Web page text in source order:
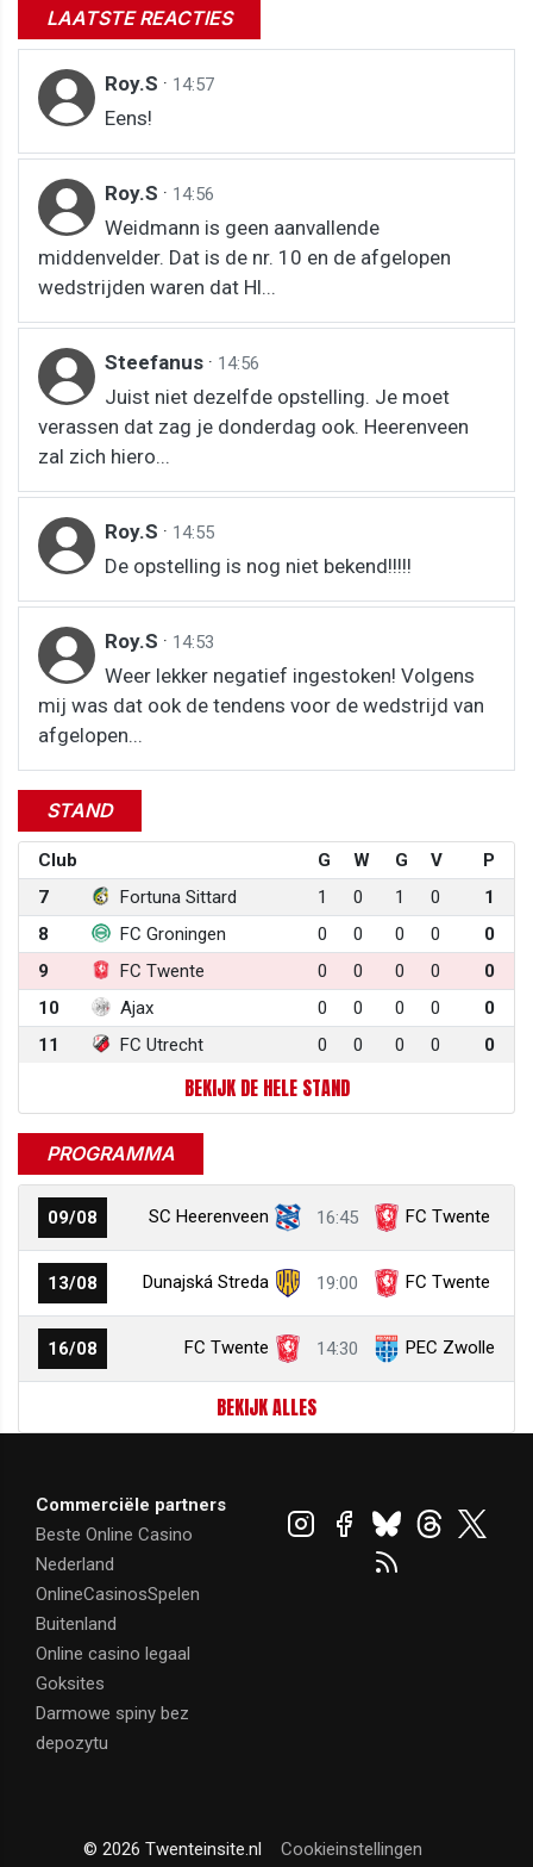
LAATSTE REACTIES
Roy.S · 14:57
Eens!
Roy.S · 14:56
Weidmann is geen aanvallende
middenvelder. Dat is de nr. 10 en de afgelopen
wedstrijden waren dat Hl...
Steefanus · 14:56
Juist niet dezelfde opstelling. Je moet
verassen dat zag je donderdag ook. Heerenveen
zal zich hiero...
Roy.S · 14:55
De opstelling is nog niet bekend!!!!!
Roy.S · 14:53
Weer lekker negatief ingestoken! Volgens
mij was dat ook de tendens voor de wedstrijd van
afgelopen...
STAND
Club G W G V
P
7
Fortuna Sittard 1 0 1 0
1
8
FC Groningen 0 0 0 0
0
9
FC Twente 0 0 0 0
0
10
Ajax 0 0 0 0
0
11
FC Utrecht 0 0 0 0 0
BEKIJK DE HELE STAND
PROGRAMMA
09/08 SC Heerenveen 16:45 FC Twente
13/08 Dunajská Streda 19:00 FC Twente
16/08 FC Twente 14:30 PEC Zwolle
BEKIJK ALLES
Commerciële partners
Beste Online Casino
Nederland
OnlineCasinosSpelen
Buitenland
Online casino legaal
Goksites
Darmowe spiny bez
depozytu
© 2026 Twenteinsite.nl Cookieinstellingen